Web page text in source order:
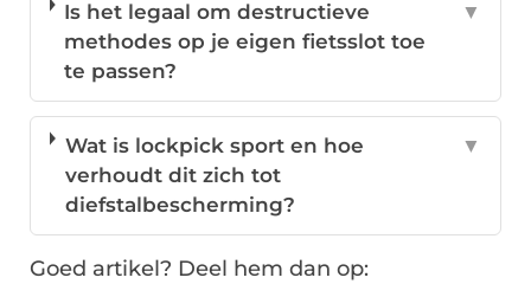
Is het legaal om destructieve
methodes op je eigen fietsslot toe
te passen?
▼
Wat is lockpick sport en hoe
verhoudt dit zich tot
diefstalbescherming?
▼
Goed artikel? Deel hem dan op: